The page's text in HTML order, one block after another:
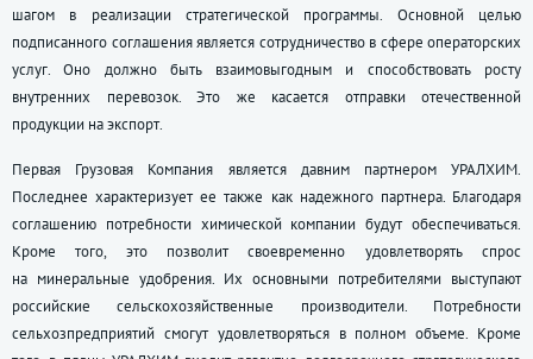
шагом в реализации стратегической программы. Основной целью
подписанного соглашения является сотрудничество в сфере операторских
услуг. Оно должно быть взаимовыгодным и способствовать росту
внутренних перевозок. Это же касается отправки отечественной
продукции на экспорт.
Первая Грузовая Компания является давним партнером УРАЛХИМ.
Последнее характеризует ее также как надежного партнера. Благодаря
соглашению потребности химической компании будут обеспечиваться.
Кроме того, это позволит своевременно удовлетворять спрос
на минеральные удобрения. Их основными потребителями выступают
российские сельскохозяйственные производители. Потребности
сельхозпредприятий смогут удовлетворяться в полном объеме. Кроме